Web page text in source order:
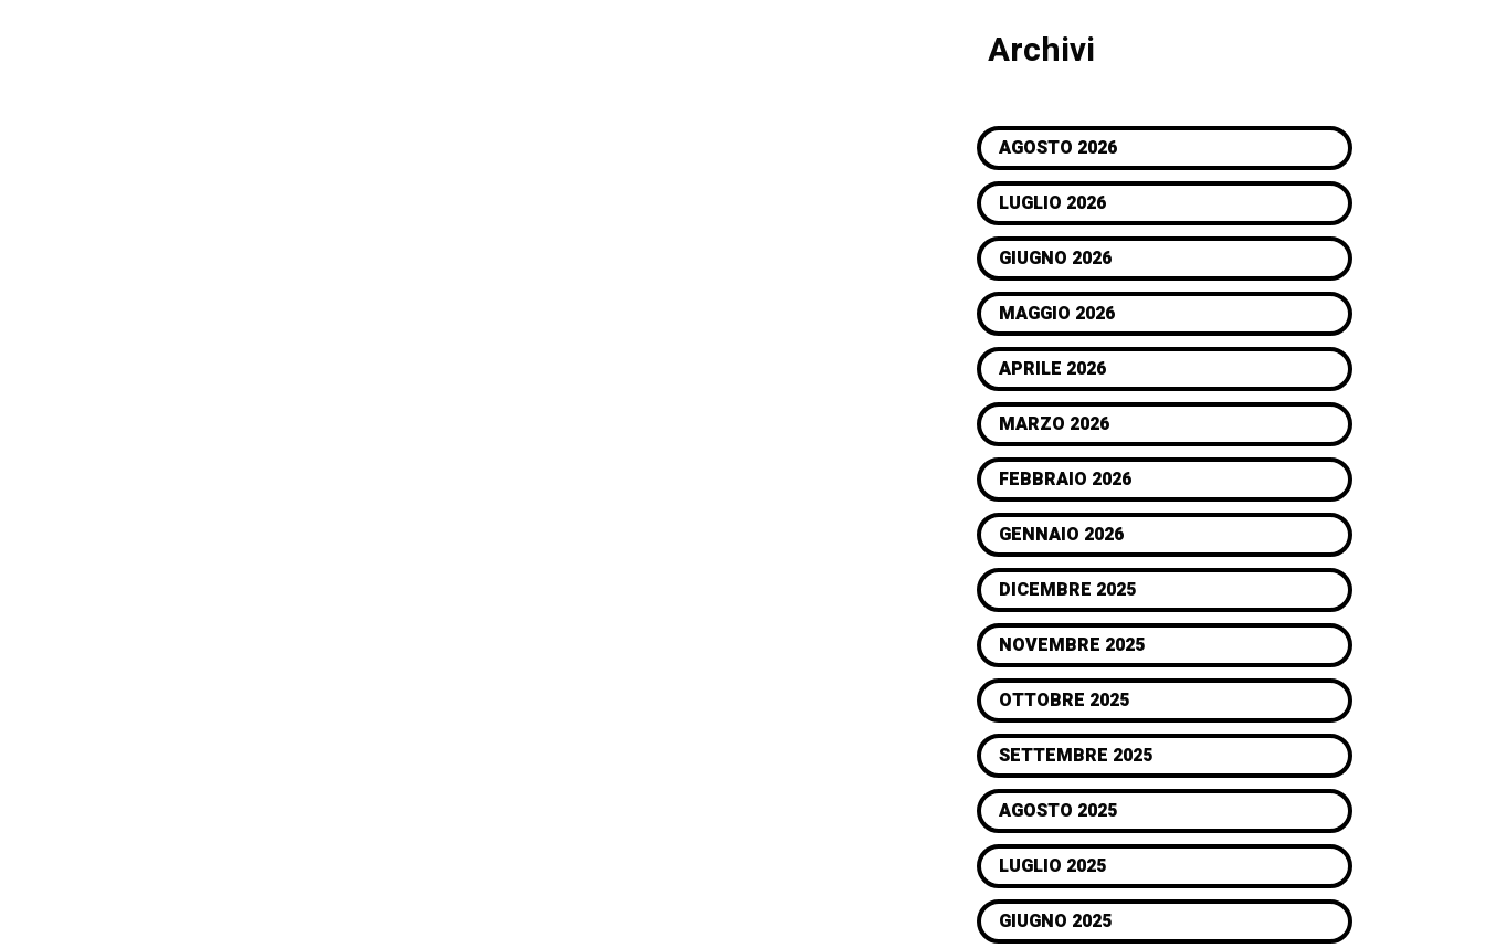
Archivi
AGOSTO 2026
LUGLIO 2026
GIUGNO 2026
MAGGIO 2026
APRILE 2026
MARZO 2026
FEBBRAIO 2026
GENNAIO 2026
DICEMBRE 2025
NOVEMBRE 2025
OTTOBRE 2025
SETTEMBRE 2025
AGOSTO 2025
LUGLIO 2025
GIUGNO 2025